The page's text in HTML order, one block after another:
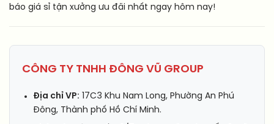
báo giá sỉ tận xưởng ưu đãi nhất ngay hôm nay!
CÔNG TY TNHH ĐÔNG VŨ GROUP
Địa chỉ VP: 17C3 Khu Nam Long, Phường An Phú
Đông, Thành phố Hồ Chí Minh.